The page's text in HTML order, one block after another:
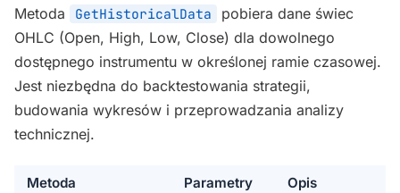
Metoda GetHistoricalData
pobiera dane świec
OHLC (Open, High, Low, Close) dla dowolnego
dostępnego instrumentu w określonej ramie czasowej.
Jest niezbędna do backtestowania strategii,
budowania wykresów i przeprowadzania analizy
technicznej.
Metoda Parametry Opis